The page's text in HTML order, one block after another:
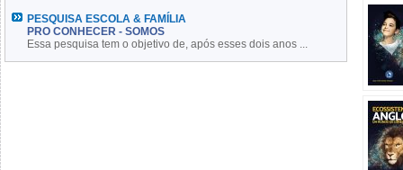
PESQUISA ESCOLA & FAMÍLIA
PRO CONHECER - SOMOS
Essa pesquisa tem o objetivo de, após esses dois anos ...